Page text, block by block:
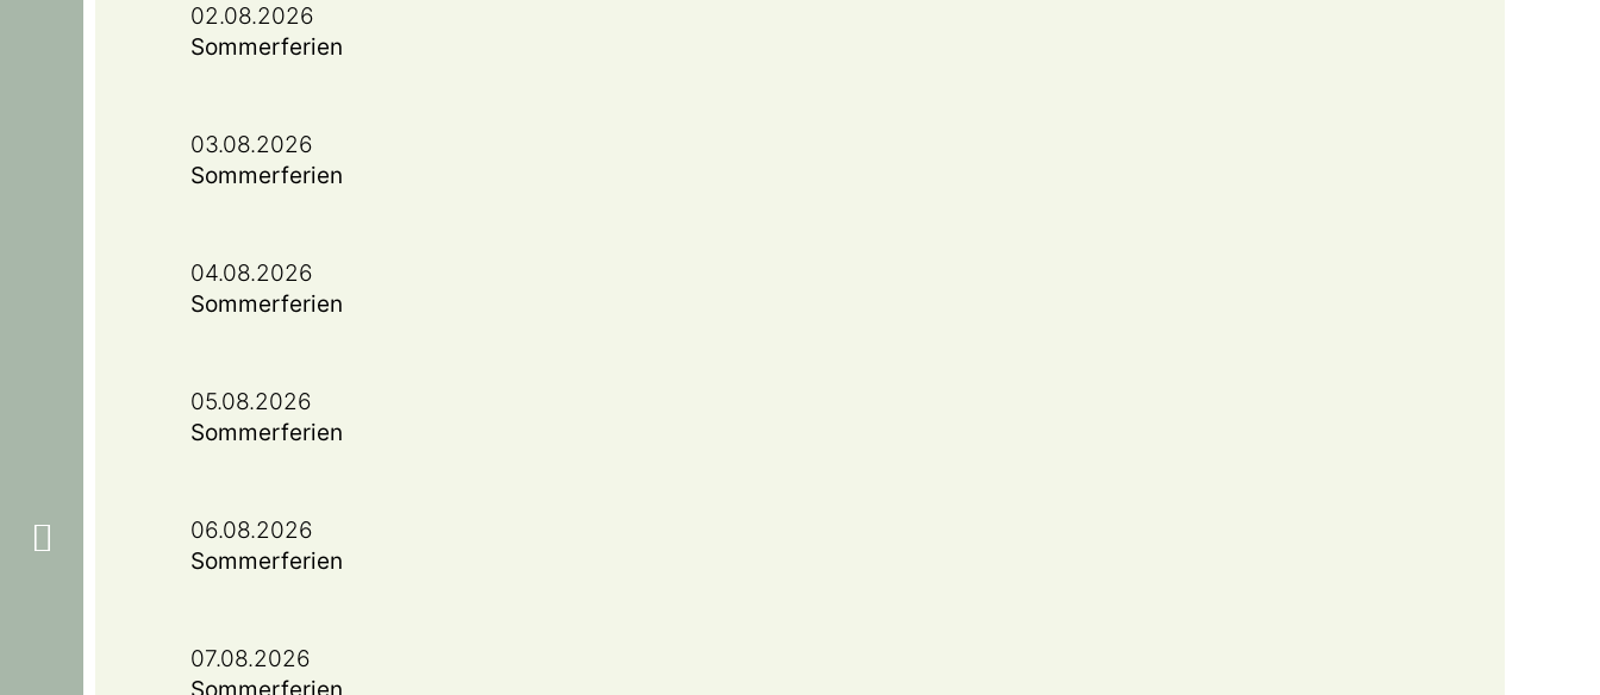
02.08.2026
Sommerferien
03.08.2026
Sommerferien
04.08.2026
Sommerferien
05.08.2026
Sommerferien
06.08.2026
Sommerferien
07.08.2026